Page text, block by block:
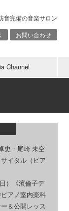
音完備の音楽サロン
お問い合わせ
Channel
史・尾崎 未空
イタル（ピア
）《濱倫子デ
アノ室内楽科
＆公開レッス